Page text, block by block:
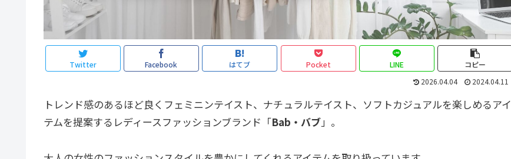
Twitter Facebook はてブ Pocket LINE
コピー
2026.04.04
2024.04.11
トレンド感のあるほど良くフェミニンテイスト、ナチュラルテイスト、ソフトカジュアルを楽しめるアイ
テムを提案するレディースファッションブランド「Bab・バブ」。